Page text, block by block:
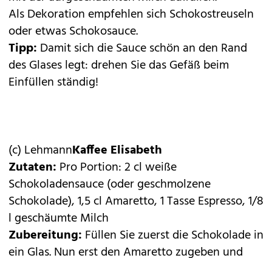
Als Dekoration empfehlen sich Schokostreuseln
oder etwas Schokosauce.
Tipp: Damit sich die Sauce schön an den Rand
des Glases legt: drehen Sie das Gefäß beim
Einfüllen ständig!
(c) LehmannKaffee Elisabeth
Zutaten: Pro Portion: 2 cl weiße
Schokoladensauce (oder geschmolzene
Schokolade), 1,5 cl Amaretto, 1 Tasse Espresso, 1/8
l geschäumte Milch
Zubereitung: Füllen Sie zuerst die Schokolade in
ein Glas. Nun erst den Amaretto zugeben und